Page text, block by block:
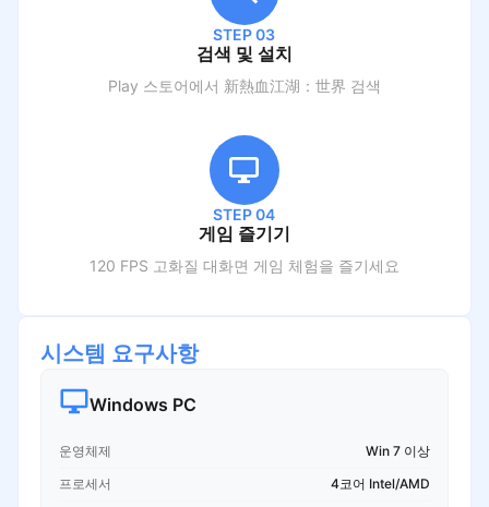
STEP 03
검색 및 설치
Play 스토어에서 新熱血江湖：世界 검색
STEP 04
게임 즐기기
120 FPS 고화질 대화면 게임 체험을 즐기세요
시스템 요구사항
Windows PC
운영체제
Win 7 이상
프로세서
4코어 Intel/AMD